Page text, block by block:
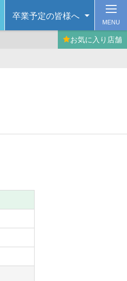
卒業予定の皆様へ
お気に入り 店舗
MENU